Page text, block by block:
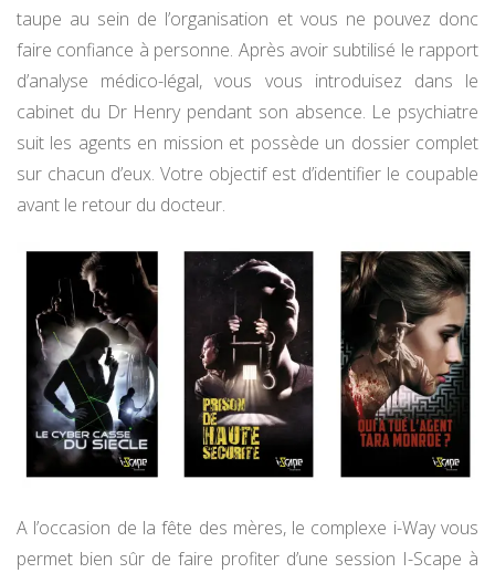
taupe au sein de l’organisation et vous ne pouvez donc
faire confiance à personne. Après avoir subtilisé le rapport
d’analyse médico-légal, vous vous introduisez dans le
cabinet du Dr Henry pendant son absence. Le psychiatre
suit les agents en mission et possède un dossier complet
sur chacun d’eux. Votre objectif est d’identifier le coupable
avant le retour du docteur.
A l’occasion de la fête des mères, le complexe i-Way vous
permet bien sûr de faire profiter d’une session I-Scape à